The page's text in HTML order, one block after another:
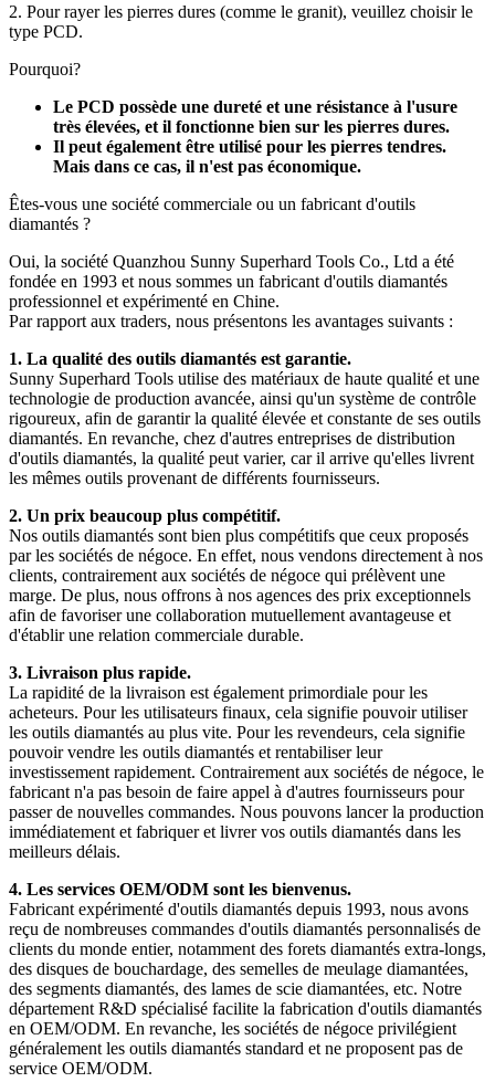
2. Pour rayer les pierres dures (comme le granit), veuillez choisir le
type PCD.
Pourquoi?
Le PCD possède une dureté et une résistance à l'usure
très élevées, et il fonctionne bien sur les pierres dures.
Il peut également être utilisé pour les pierres tendres.
Mais dans ce cas, il n'est pas économique.
Êtes-vous une société commerciale ou un fabricant d'outils
diamantés ?
Oui, la société Quanzhou Sunny Superhard Tools Co., Ltd a été
fondée en 1993 et ​​nous sommes un fabricant d'outils diamantés
professionnel et expérimenté en Chine.
Par rapport aux traders, nous présentons les avantages suivants :
1. La qualité des outils diamantés est garantie.
Sunny Superhard Tools utilise des matériaux de haute qualité et une
technologie de production avancée, ainsi qu'un système de contrôle
rigoureux, afin de garantir la qualité élevée et constante de ses outils
diamantés. En revanche, chez d'autres entreprises de distribution
d'outils diamantés, la qualité peut varier, car il arrive qu'elles livrent
les mêmes outils provenant de différents fournisseurs.
2. Un prix beaucoup plus compétitif.
Nos outils diamantés sont bien plus compétitifs que ceux proposés
par les sociétés de négoce. En effet, nous vendons directement à nos
clients, contrairement aux sociétés de négoce qui prélèvent une
marge. De plus, nous offrons à nos agences des prix exceptionnels
afin de favoriser une collaboration mutuellement avantageuse et
d'établir une relation commerciale durable.
3. Livraison plus rapide.
La rapidité de la livraison est également primordiale pour les
acheteurs. Pour les utilisateurs finaux, cela signifie pouvoir utiliser
les outils diamantés au plus vite. Pour les revendeurs, cela signifie
pouvoir vendre les outils diamantés et rentabiliser leur
investissement rapidement. Contrairement aux sociétés de négoce, le
fabricant n'a pas besoin de faire appel à d'autres fournisseurs pour
passer de nouvelles commandes. Nous pouvons lancer la production
immédiatement et fabriquer et livrer vos outils diamantés dans les
meilleurs délais.
4. Les services OEM/ODM sont les bienvenus.
Fabricant expérimenté d'outils diamantés depuis 1993, nous avons
reçu de nombreuses commandes d'outils diamantés personnalisés de
clients du monde entier, notamment des forets diamantés extra-longs,
des disques de bouchardage, des semelles de meulage diamantées,
des segments diamantés, des lames de scie diamantées, etc. Notre
département R&D spécialisé facilite la fabrication d'outils diamantés
en OEM/ODM. En revanche, les sociétés de négoce privilégient
généralement les outils diamantés standard et ne proposent pas de
service OEM/ODM.